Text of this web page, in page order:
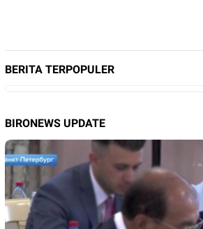
BERITA TERPOPULER
BIRONEWS UPDATE